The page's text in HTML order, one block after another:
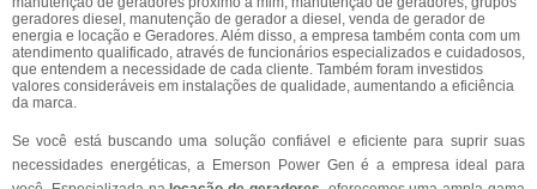
geradores diesel, manutenção de gerador a diesel, venda de gerador de
energia e locação e Geradores. Além disso, a empresa também conta com um
atendimento qualificado, através de funcionários especializados e cuidadosos,
que entendem a necessidade de cada cliente. Também foram investidos
valores consideráveis em instalações de qualidade, aumentando a eficiência
da marca.
Se você está buscando uma solução confiável e eficiente para suprir suas
necessidades energéticas, a Emerson Power Gen é a empresa ideal para